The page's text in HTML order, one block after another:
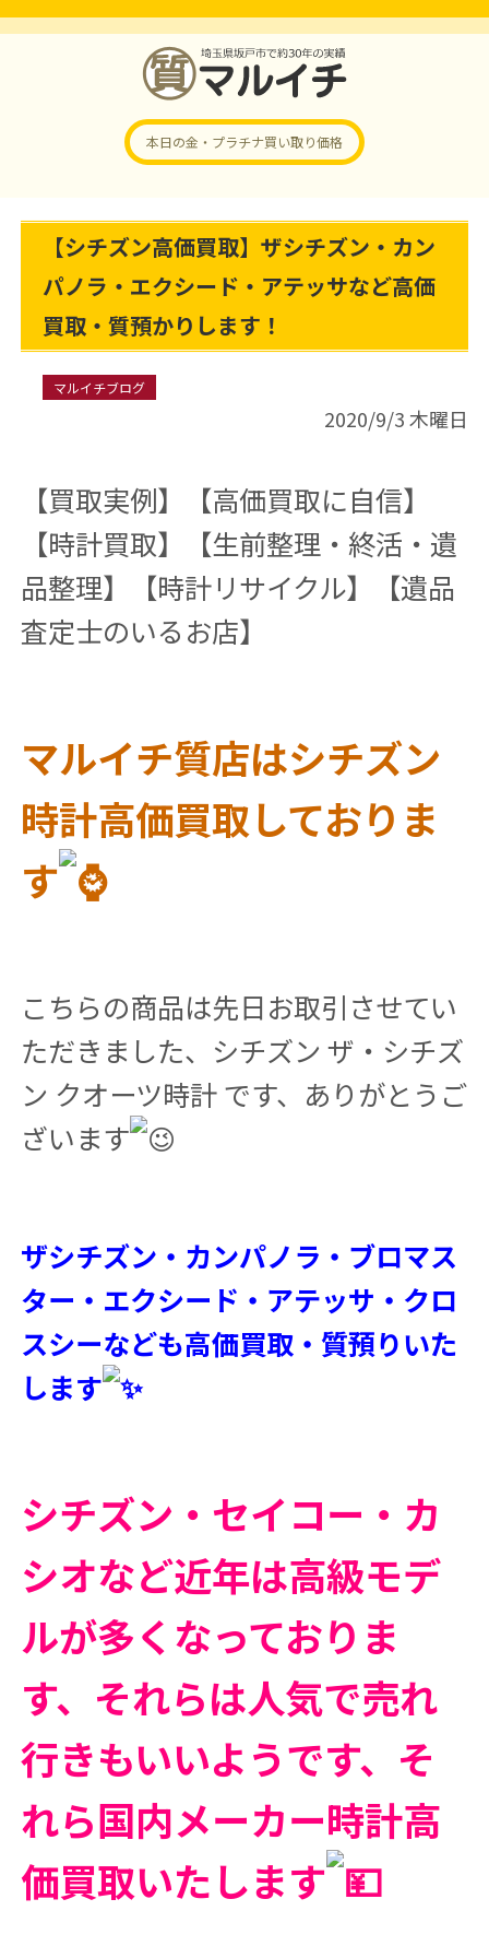
本日の金・プラチナ買い取り価格
【シチズン高価買取】ザシチズン・カン
パノラ・エクシード・アテッサなど高価
買取・質預かりします！
マルイチブログ
2020/9/3 木曜日
【買取実例】【高価買取に自信】
【時計買取】【生前整理・終活・遺
品整理】【時計リサイクル】【遺品
査定士のいるお店】
マルイチ質店はシチズン
時計高価買取しておりま
す
こちらの商品は先日お取引させてい
ただきました、シチズン ザ・シチズ
ン クオーツ時計 です、ありがとうご
ざいます
ザシチズン・カンパノラ・ブロマス
ター・エクシード・アテッサ・クロ
スシーなども高価買取・質預りいた
します
シチズン・セイコー・カ
シオなど近年は高級モデ
ルが多くなっておりま
す、それらは人気で売れ
行きもいいようです、そ
れら国内メーカー時計高
価買取いたします